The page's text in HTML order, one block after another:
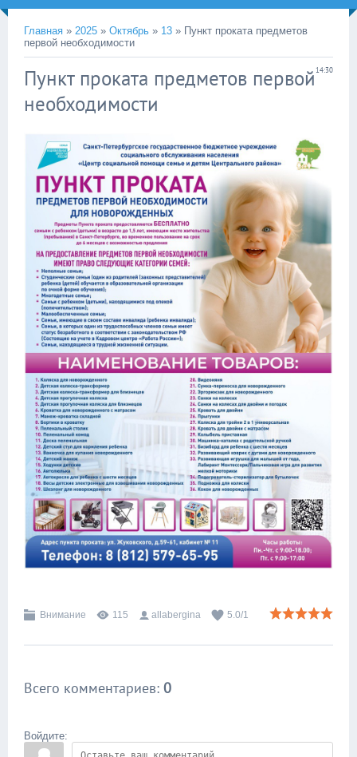
Главная » 2025 » Октябрь » 13 » Пункт проката предметов
первой необходимости
14:30
Пункт проката предметов первой
необходимости
Внимание 115 allabergina 5.0/1
Всего комментариев: 0
Войдите: